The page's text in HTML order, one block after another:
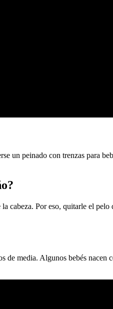
un peinado con trenzas para
cabeza. Por eso, quitarle el
media. Algunos bebés